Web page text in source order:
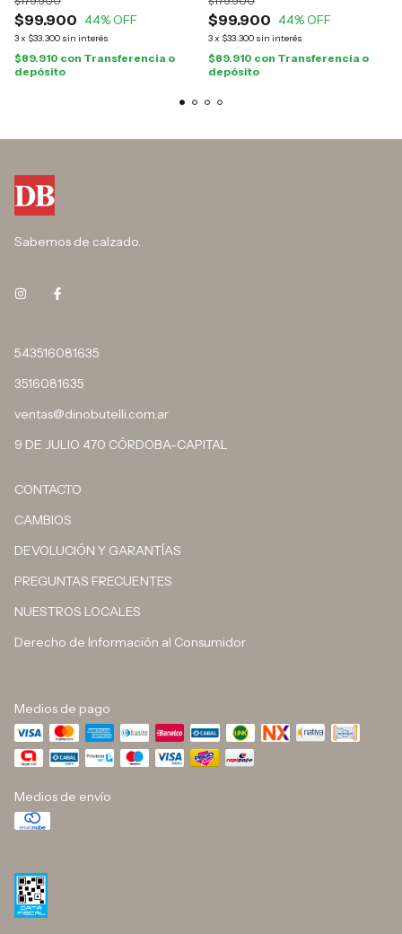
$99.900 44% OFF
3x $33.300 sin interés
$89.910 con Transferencia o
depósito
$99.900 44% OFF
3x $33.300 sin interés
$89.910 con Transferencia o
depósito
Sabemos de calzado.
543516081635
3516081635
ventas@dinobutelli.com.ar
9 DE JULIO 470 CÓRDOBA-CAPITAL
CONTACTO
CAMBIOS
DEVOLUCIÓN Y GARANTÍAS
PREGUNTAS FRECUENTES
NUESTROS LOCALES
Derecho de Información al Consumidor
Medios de pago
Medios de envío